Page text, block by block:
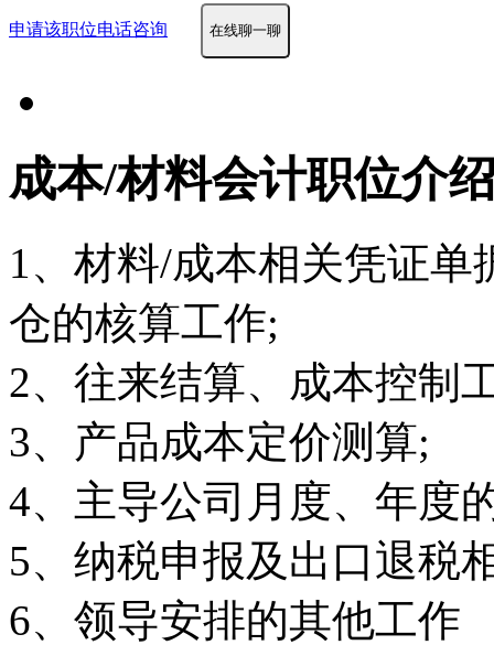
申请该职位电话咨询 在线聊一聊
成本/材料会计职位介
1、材料/成本相关凭证
仓的核算工作;
2、往来结算、成本控制
3、产品成本定价测算;
4、主导公司月度、年度
5、纳税申报及出口退税
6、领导安排的其他工作